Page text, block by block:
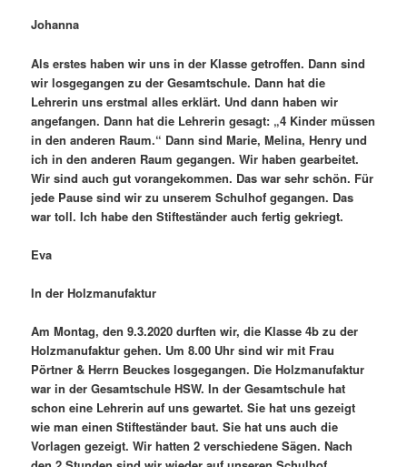
Johanna
Als erstes haben wir uns in der Klasse getroffen. Dann sind
wir losgegangen zu der Gesamtschule. Dann hat die
Lehrerin uns erstmal alles erklärt. Und dann haben wir
angefangen. Dann hat die Lehrerin gesagt: „4 Kinder müssen
in den anderen Raum.“ Dann sind Marie, Melina, Henry und
ich in den anderen Raum gegangen. Wir haben gearbeitet.
Wir sind auch gut vorangekommen. Das war sehr schön. Für
jede Pause sind wir zu unserem Schulhof gegangen. Das
war toll. Ich habe den Stifteständer auch fertig gekriegt.
Eva
In der Holzmanufaktur
Am Montag, den 9.3.2020 durften wir, die Klasse 4b zu der
Holzmanufaktur gehen. Um 8.00 Uhr sind wir mit Frau
Pörtner & Herrn Beuckes losgegangen. Die Holzmanufaktur
war in der Gesamtschule HSW. In der Gesamtschule hat
schon eine Lehrerin auf uns gewartet. Sie hat uns gezeigt
wie man einen Stifteständer baut. Sie hat uns auch die
Vorlagen gezeigt. Wir hatten 2 verschiedene Sägen. Nach